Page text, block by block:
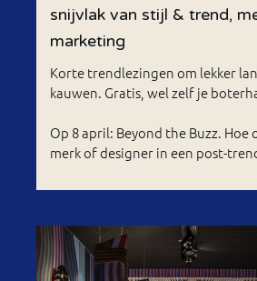
snijvlak van stijl & trend,
marketing
Korte trendlezingen om lekker
kauwen. Gratis, wel zelf je
Op 8 april: Beyond the Buzz. Hoe
merk of designer in een post-